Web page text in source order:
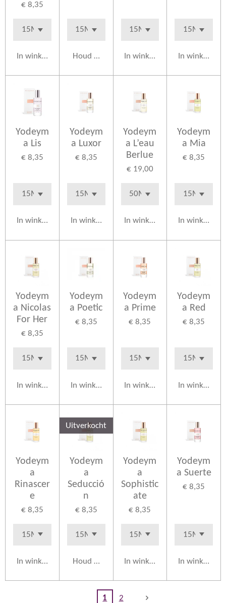
€ 8,35
In winkelwagen Houd mij op de hoogte
In winkelwagen In
Yodeym
a Lis
€ 8,35
In winkelwagen
Yodeym
a Luxor
€ 8,35
In winkelwagen
Yodeym
a L’eau
Berlue
€ 19,00
In winkelwagen
Yodeym
a Mia
€ 8,35
In
Yodeym
a Nicolas
For Her
€ 8,35
In winkelwagen
Yodeym
a Poetic
€ 8,35
In winkelwagen
Yodeym
a Prime
€ 8,35
In winkelwagen
Yodeym
a Red
€ 8,35
In
Yodeym
a
Rinascer
e
€ 8,35
In winkelwagen
Uitverkocht
Yodeym
a
Seducció
n
€ 8,35
Houd mij op de hoogte
Yodeym
a
Sophistic
ate
€ 8,35
In winkelwagen
Yodeym
a Suerte
€ 8,35
In
1 2